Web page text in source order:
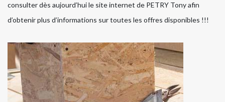
consulter dès aujourd’hui le site internet de PETRY Tony afin
d’obtenir plus d’informations sur toutes les offres disponibles !!!